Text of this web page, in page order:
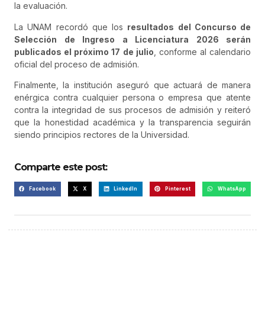
la evaluación.
La UNAM recordó que los resultados del Concurso de
Selección de Ingreso a Licenciatura 2026 serán
publicados el próximo 17 de julio , conforme al calendario
oficial del proceso de admisión.
Finalmente, la institución aseguró que actuará de manera
enérgica contra cualquier persona o empresa que atente
contra la integridad de sus procesos de admisión y reiteró
que la honestidad académica y la transparencia seguirán
siendo principios rectores de la Universidad.
Comparte este post:
Facebook X LinkedIn Pinterest WhatsApp